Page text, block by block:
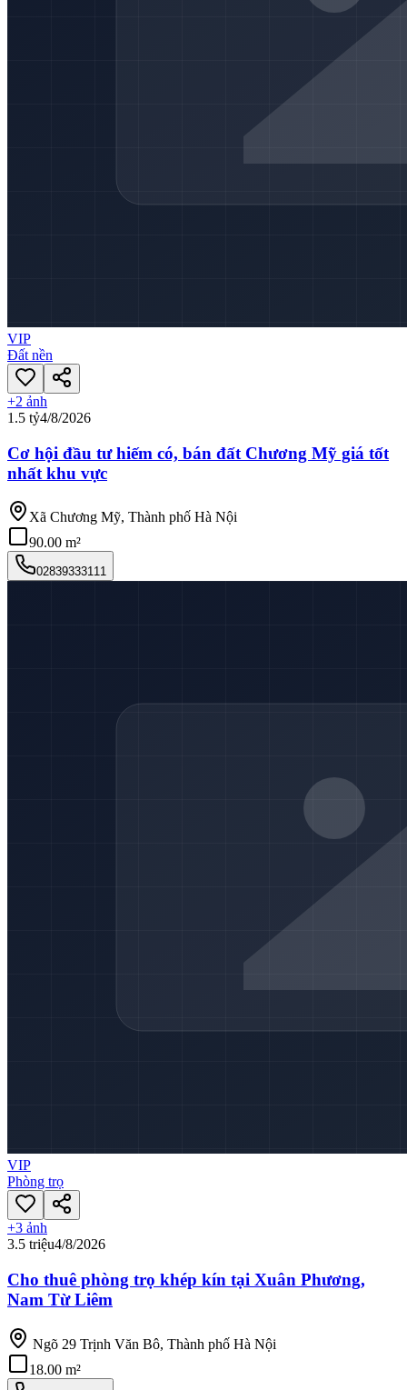
VIP
Đất nền
+2 ảnh
1.5 tỷ4/8/2026
Cơ hội đầu tư hiếm có, bán đất Chương Mỹ giá tốt
nhất khu vực
Xã Chương Mỹ, Thành phố Hà Nội
90.00 m²
02839333111
VIP
Phòng trọ
+3 ảnh
3.5 triệu4/8/2026
Cho thuê phòng trọ khép kín tại Xuân Phương,
Nam Từ Liêm
Ngõ 29 Trịnh Văn Bô, Thành phố Hà Nội
18.00 m²